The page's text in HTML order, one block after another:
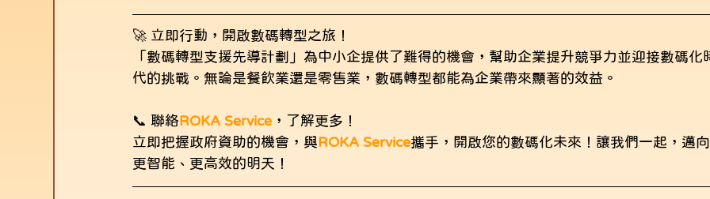
🚀 立即行動，開啟數碼轉型之旅！
「數碼轉型支援先導計劃」為中小企提供了難得的機會，幫助企業提升競爭力並迎接數碼化
代的挑戰。無論是餐飲業還是零售業，數碼轉型都能為企業帶來顯著的效益。
📞 聯絡ROKA Service ，了解更多！
立即把握政府資助的機會，與ROKA Service攜手，開啟您的數碼化未來！讓我們一起，邁向
更智能、更高效的明天！